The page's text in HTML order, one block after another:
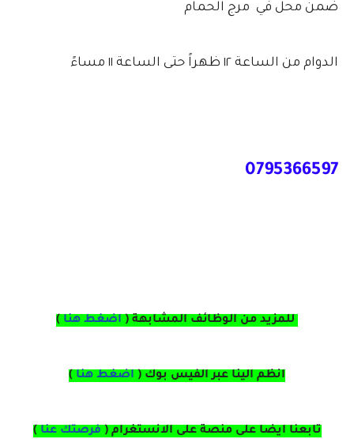
ضمن محل في مرج الحمام
الدوام من الساعة ١٢ ظهراً حتى الساعة ١١ مساءً
0795366597
للمزيد من الوظائف المشابهة ( اضغط هنا )
انظم الينا عبر الفيس بوك ( اضغط هنا )
تابعنا ايضا على منصة على الانستغرام ( فرصتك عنا )